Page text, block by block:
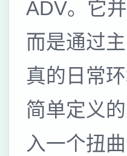
ADV。它
而是通过
真的日常
简单定义
入一个扭